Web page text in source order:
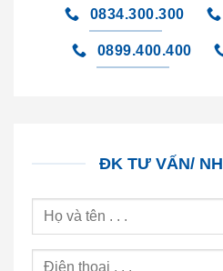
0834.300.300
0899.400.400
ĐK TƯ VẤN/